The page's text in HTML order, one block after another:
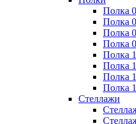
Полка
Полка
Полка
Полка
Полка
Полка
Полка
Полка
Стеллажи